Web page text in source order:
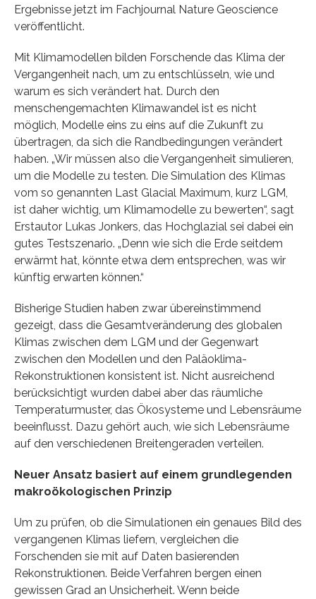
Ergebnisse jetzt im Fachjournal Nature Geoscience
veröffentlicht.
Mit Klimamodellen bilden Forschende das Klima der
Vergangenheit nach, um zu entschlüsseln, wie und
warum es sich verändert hat. Durch den
menschengemachten Klimawandel ist es nicht
möglich, Modelle eins zu eins auf die Zukunft zu
übertragen, da sich die Randbedingungen verändert
haben. „Wir müssen also die Vergangenheit simulieren,
um die Modelle zu testen. Die Simulation des Klimas
vom so genannten Last Glacial Maximum, kurz LGM,
ist daher wichtig, um Klimamodelle zu bewerten“, sagt
Erstautor Lukas Jonkers, das Hochglazial sei dabei ein
gutes Testszenario. „Denn wie sich die Erde seitdem
erwärmt hat, könnte etwa dem entsprechen, was wir
künftig erwarten können.“
Bisherige Studien haben zwar übereinstimmend
gezeigt, dass die Gesamtveränderung des globalen
Klimas zwischen dem LGM und der Gegenwart
zwischen den Modellen und den Paläoklima-
Rekonstruktionen konsistent ist. Nicht ausreichend
berücksichtigt wurden dabei aber das räumliche
Temperaturmuster, das Ökosysteme und Lebensräume
beeinflusst. Dazu gehört auch, wie sich Lebensräume
auf den verschiedenen Breitengeraden verteilen.
Neuer Ansatz basiert auf einem grundlegenden
makroökologischen Prinzip
Um zu prüfen, ob die Simulationen ein genaues Bild des
vergangenen Klimas liefern, vergleichen die
Forschenden sie mit auf Daten basierenden
Rekonstruktionen. Beide Verfahren bergen einen
gewissen Grad an Unsicherheit. Wenn beide